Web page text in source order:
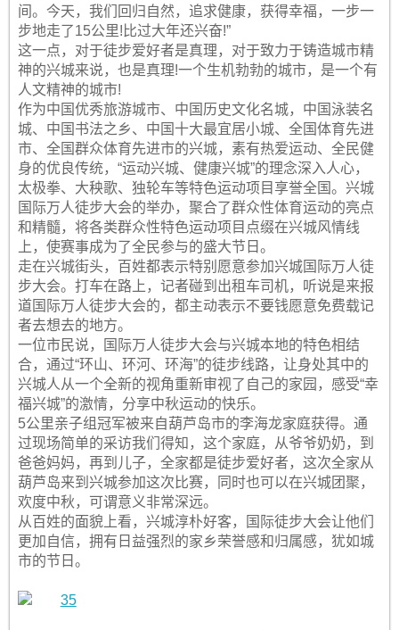
间。今天，我们回归自然，追求健康，获得幸福，一步一
步地走了15公里!比过大年还兴奋!”
这一点，对于徒步爱好者是真理，对于致力于铸造城市精
神的兴城来说，也是真理!一个生机勃勃的城市，是一个有
人文精神的城市!
作为中国优秀旅游城市、中国历史文化名城，中国泳装名
城、中国书法之乡、中国十大最宜居小城、全国体育先进
市、全国群众体育先进市的兴城，素有热爱运动、全民健
身的优良传统，“运动兴城、健康兴城”的理念深入人心，
太极拳、大秧歌、独轮车等特色运动项目享誉全国。兴城
国际万人徒步大会的举办，聚合了群众性体育运动的亮点
和精髓，将各类群众性特色运动项目点缀在兴城风情线
上，使赛事成为了全民参与的盛大节日。
走在兴城街头，百姓都表示特别愿意参加兴城国际万人徒
步大会。打车在路上，记者碰到出租车司机，听说是来报
道国际万人徒步大会的，都主动表示不要钱愿意免费载记
者去想去的地方。
一位市民说，国际万人徒步大会与兴城本地的特色相结
合，通过“环山、环河、环海”的徒步线路，让身处其中的
兴城人从一个全新的视角重新审视了自己的家园，感受“幸
福兴城”的激情，分享中秋运动的快乐。
5公里亲子组冠军被来自葫芦岛市的李海龙家庭获得。通
过现场简单的采访我们得知，这个家庭，从爷爷奶奶，到
爸爸妈妈，再到儿子，全家都是徒步爱好者，这次全家从
葫芦岛来到兴城参加这次比赛，同时也可以在兴城团聚，
欢度中秋，可谓意义非常深远。
从百姓的面貌上看，兴城淳朴好客，国际徒步大会让他们
更加自信，拥有日益强烈的家乡荣誉感和归属感，犹如城
市的节日。